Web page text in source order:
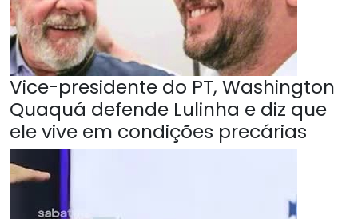
Vice-presidente do PT, Washington
Quaquá defende Lulinha e diz que
ele vive em condições precárias